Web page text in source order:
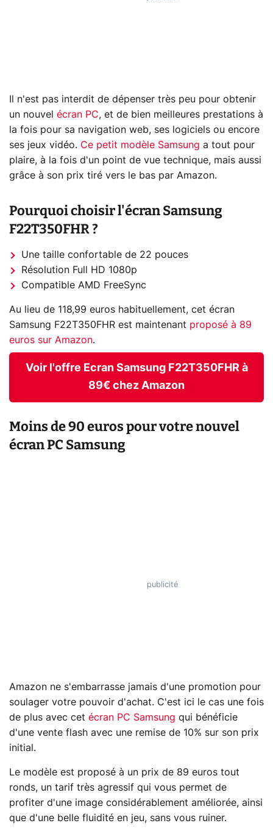
Il n'est pas interdit de dépenser très peu pour obtenir
un nouvel écran PC, et de bien meilleures prestations à
la fois pour sa navigation web, ses logiciels ou encore
ses jeux vidéo. Ce petit modèle Samsung a tout pour
plaire, à la fois d'un point de vue technique, mais aussi
grâce à son prix tiré vers le bas par Amazon.
Pourquoi choisir l'écran Samsung
F22T350FHR ?
Une taille confortable de 22 pouces
Résolution Full HD 1080p
Compatible AMD FreeSync
Au lieu de 118,99 euros habituellement, cet écran
Samsung F22T350FHR est maintenant proposé à 89
euros sur Amazon.
Voir l'offre Ecran Samsung F22T350FHR à
89€ chez Amazon
Moins de 90 euros pour votre nouvel
écran PC Samsung
Amazon ne s'embarrasse jamais d'une promotion pour
soulager votre pouvoir d'achat. C'est ici le cas une fois
de plus avec cet écran PC Samsung qui bénéficie
d'une vente flash avec une remise de 10% sur son prix
initial.
Le modèle est proposé à un prix de 89 euros tout
ronds, un tarif très agressif qui vous permet de
profiter d'une image considérablement améliorée, ainsi
que d'une belle fluidité en jeu, sans vous ruiner.